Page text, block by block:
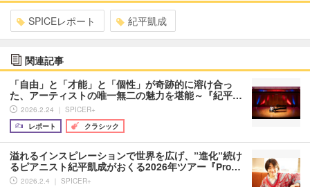
SPICEレポート 紀平凱成
関連記事
「自由」と「才能」と「個性」が奇跡的に溶け合っ
た、アーティストの唯一無二の魅力を堪能～『紀平…
2026.2.24 ｜ SPICER+
レポート
クラシック
溢れるインスピレーションで世界を広げ、”進化”続け
るピアニスト紀平凱成がおくる2026年ツアー『Pro…
2026.2.4 ｜ SPICER+